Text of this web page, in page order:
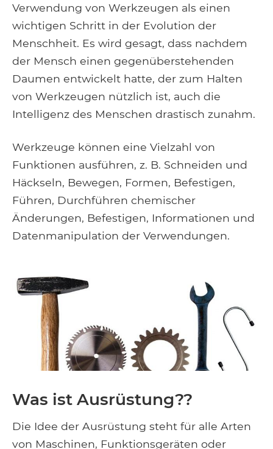
Verwendung von Werkzeugen als einen
wichtigen Schritt in der Evolution der
Menschheit. Es wird gesagt, dass nachdem
der Mensch einen gegenüberstehenden
Daumen entwickelt hatte, der zum Halten
von Werkzeugen nützlich ist, auch die
Intelligenz des Menschen drastisch zunahm.
Werkzeuge können eine Vielzahl von
Funktionen ausführen, z. B. Schneiden und
Häckseln, Bewegen, Formen, Befestigen,
Führen, Durchführen chemischer
Änderungen, Befestigen, Informationen und
Datenmanipulation der Verwendungen.
Was ist Ausrüstung??
Die Idee der Ausrüstung steht für alle Arten
von Maschinen, Funktionsgeräten oder